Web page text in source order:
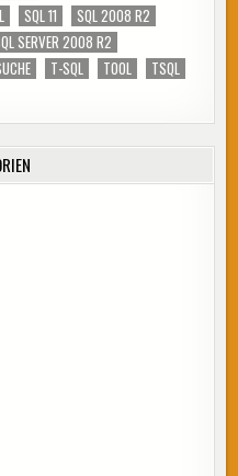
SQL 11
SQL 2008 R2
SERVER 2008 R2
T-SQL TOOL
TSQL